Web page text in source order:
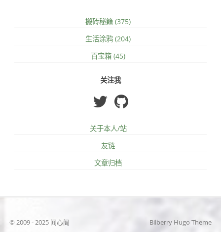
搬砖秘籍 (375)
生活涂鸦 (204)
百宝箱 (45)
关注我
关于本人/站
友链
文章归档
© 2009 - 2025 闻心阁 Bilberry Hugo Theme